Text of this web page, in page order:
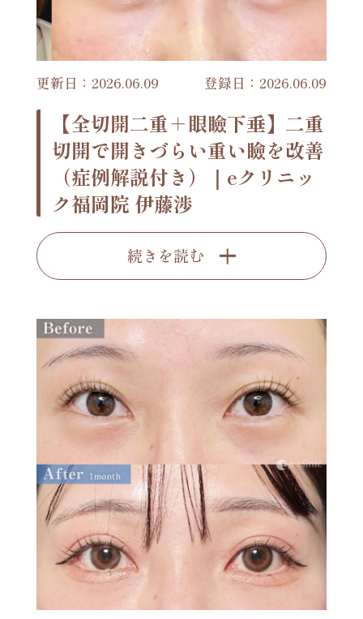
更新日：2026.06.09 登録日：2026.06.09
【全切開二重＋眼瞼下垂】二重
切開で開きづらい重い瞼を改善
（症例解説付き）｜eクリニッ
ク福岡院 伊藤渉
続きを読む